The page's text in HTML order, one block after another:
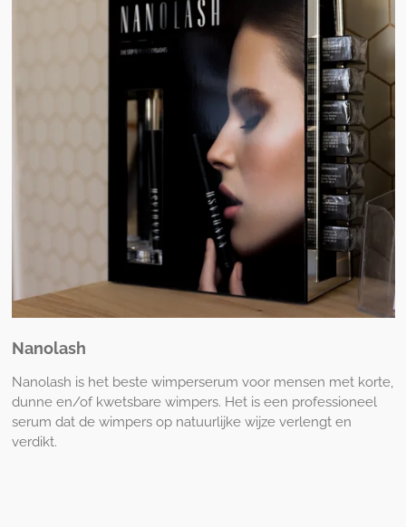
Nanolash
Nanolash is het beste wimperserum voor mensen met korte,
dunne en/of kwetsbare wimpers. Het is een professioneel
serum dat de wimpers op natuurlijke wijze verlengt en
verdikt.